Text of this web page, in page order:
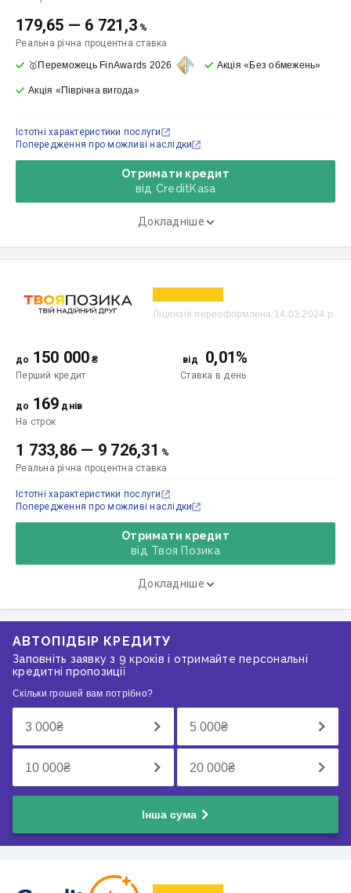
179,65 — 6 721,3 %
Реальна річна процентна ставка
Отримати кредит
від CreditKasa
Докладніше
🥇Переможець FinAwards 2026 Акція «Без обмежень»
Акція «Піврічна вигода»
Істотні характеристики послуги
Попередження про можливі наслідки
Ліцензія переоформлена 14.03.2024 р.
до 150 000 ₴
Перший кредит
від 0,01%
Ставка в день
до 169 днів
На строк
1 733,86 — 9 726,31 %
Реальна річна процентна ставка
Отримати кредит
від Твоя Позика
Докладніше
Істотні характеристики послуги
Попередження про можливі наслідки
АВТОПІДБІР КРЕДИТУ
Заповніть заявку з 9 кроків і отримайте персональні
кредитні пропозиції
Скільки грошей вам потрібно?
3 000₴ 5 000₴
10 000₴ 20 000₴
Інша сума